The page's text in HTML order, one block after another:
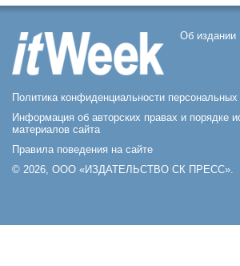
Об издании
Политика конфиденциальности
Информация об авторских правах и порядке
материалов сайта
Правила поведения на сайте
© 2026, ООО «ИЗДАТЕЛЬСТВО СК ПРЕСС».